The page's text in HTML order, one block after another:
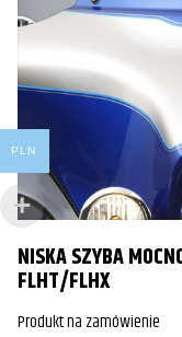
NISKA SZYBA
FLHT/FLHX
Produkt na zamówienie
PLN